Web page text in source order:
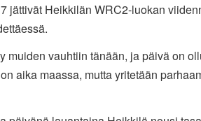
jättivät Heikkilän WRC2-luokan
muiden vauhtiin tänään, ja päivä on
aika maassa, mutta yritetään